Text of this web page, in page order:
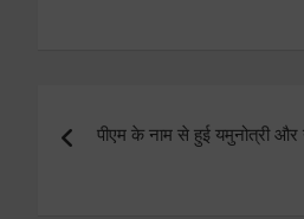
navigation
पीएम के नाम से हुई यमुनोत्री और